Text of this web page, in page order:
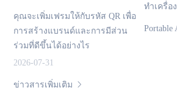
คุณจะเพิ่มเฟรมให้กับรหัส QR เพื่อ
การสร้างแบรนด์และการมีส่วน
ร่วมที่ดีขึ้นได้อย่างไร
2026-07-31
ข่าวสารเพิ่มเติม
ทำเครื่อ
Portable